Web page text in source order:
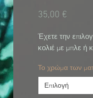
35,00 €
Έχετε την
κολιέ με μπλε ή
Το χρώμα των
Επιλογή